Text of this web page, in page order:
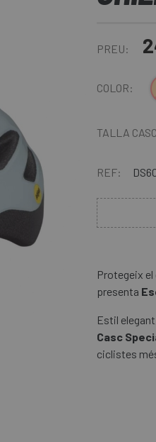
PREU:
COLOR:
TALLA
REF:
Protegeix
presenta
Estil
Casc
ciclistes